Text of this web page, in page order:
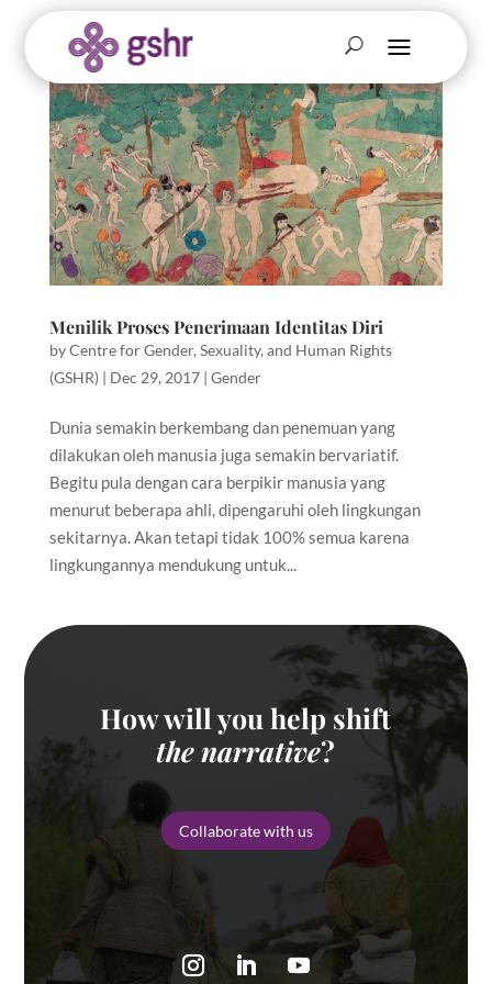
Menilik Proses Penerimaan Identitas Diri
byCentre for Gender, Sexuality, and Human Rights
(GSHR)| Dec 29, 2017| Gender
Dunia semakin berkembang dan penemuan yang
dilakukan oleh manusia juga semakin bervariatif.
Begitu pula dengan cara berpikir manusia yang
menurut beberapa ahli, dipengaruhi oleh lingkungan
sekitarnya. Akan tetapi tidak 100% semua karena
lingkungannya mendukung untuk...
How will you help shift
the narrative?
Collaborate with us